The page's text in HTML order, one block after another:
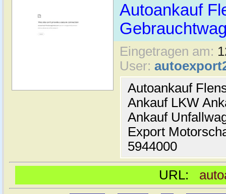
Autoankauf
Eingetragen am:
User:
Autoankauf
Ankauf LKW
Ankauf
Export
5944000
URL: